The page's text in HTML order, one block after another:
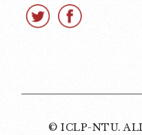
© ICLP-NTU.